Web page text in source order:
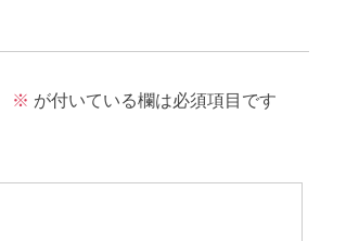
※ が付いている欄は必須項目です